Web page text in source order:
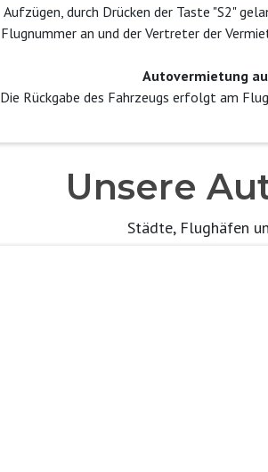
Aufzügen, durch Drücken der Taste "S2"
Flugnummer an und der Vertreter der
Autovermietung
Die Rückgabe des Fahrzeugs erfolgt am
Unsere
Städte, Flughäfen